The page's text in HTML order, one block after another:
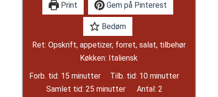
Print Gem på Pinterest
Bedøm
Ret: Opskrift, appetizer, forret, salat, tilbehør
Køkken: Italiensk
Forb. tid: 15 minutter
minutter Tilb. tid: 10minutter
minutter
Samlet tid: 25minutter
minutter Antal: 2